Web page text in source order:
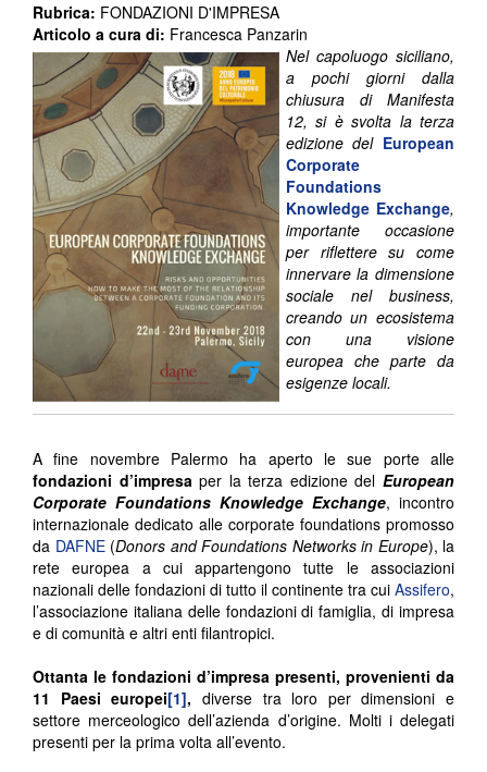
Rubrica: FONDAZIONI D'IMPRESA
Articolo a cura di: Francesca Panzarin
Nel capoluogo siciliano,
a pochi giorni dalla
chiusura di Manifesta
12, si è svolta la terza
edizione del European
Corporate
Foundations
Knowledge Exchange,
importante occasione
per riflettere su come
innervare la dimensione
sociale nel business,
creando un ecosistema
con una visione
europea che parte da
esigenze locali.
A fine novembre Palermo ha aperto le sue porte alle
fondazioni d’impresaper la terza edizione delEuropean
Corporate Foundations Knowledge Exchange, incontro
internazionale dedicato alle corporate foundations promosso
da DAFNE(Donors and Foundations Networks in Europe), la
rete europea a cui appartengono tutte le associazioni
nazionali delle fondazioni di tutto il continente tra cui Assifero,
l’associazione italiana delle fondazioni di famiglia, di impresa
e di comunità e altri enti filantropici.
Ottanta le fondazioni d’impresa presenti, provenienti da
11 Paesi europei[1], diverse tra loro per dimensioni e
settore merceologico dell’azienda d’origine. Molti i delegati
presenti per la prima volta all’evento.